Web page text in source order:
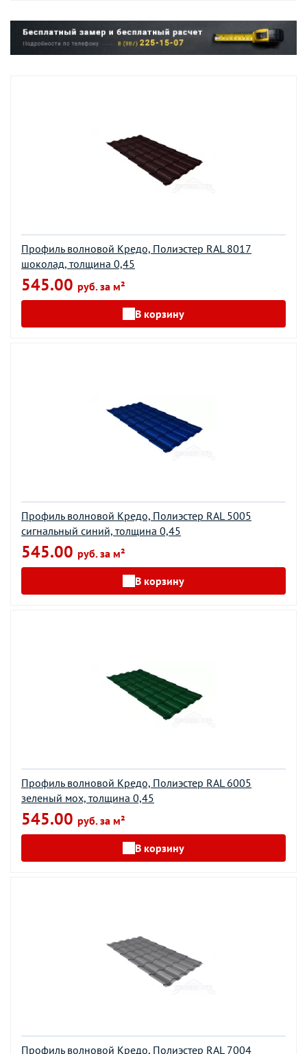
Профиль волновой Кредо, Полиэстер RAL 8017
шоколад, толщина 0,45
545.00 руб. за м²
В корзину
Профиль волновой Кредо, Полиэстер RAL 5005
сигнальный синий, толщина 0,45
545.00 руб. за м²
В корзину
Профиль волновой Кредо, Полиэстер RAL 6005
зеленый мох, толщина 0,45
545.00 руб. за м²
В корзину
Профиль волновой Кредо, Полиэстер RAL 7004